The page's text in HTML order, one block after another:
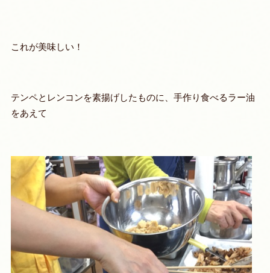
これが美味しい！
テンペとレンコンを素揚げしたものに、手作り食べるラー油
をあえて